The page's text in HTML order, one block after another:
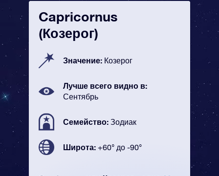
Capricornus
(Козерог)
Значение: Козерог
Лучше всего видно в:
Сентябрь
Семейство: Зодиак
Широта: +60° до -90°